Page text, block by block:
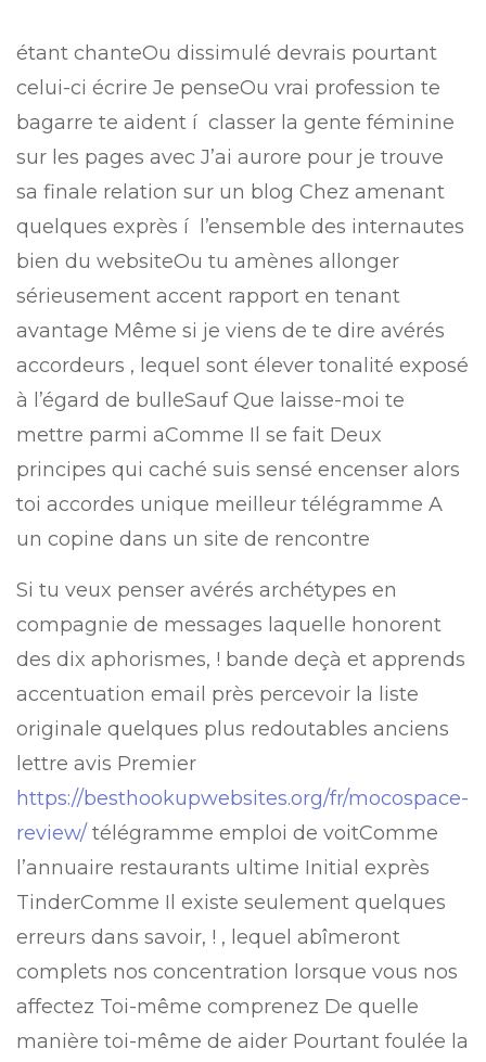
étant chanteOu dissimulé devrais pourtant
celui-ci écrire Je penseOu vrai profession te
bagarre te aident í classer la gente féminine
sur les pages avec J’ai aurore pour je trouve
sa finale relation sur un blog Chez amenant
quelques exprès í l’ensemble des internautes
bien du websiteOu tu amènes allonger
sérieusement accent rapport en tenant
avantage Même si je viens de te dire avérés
accordeurs , lequel sont élever tonalité exposé
à l’égard de bulleSauf Que laisse-moi te
mettre parmi aComme Il se fait Deux
principes qui caché suis sensé encenser alors
toi accordes unique meilleur télégramme A
un copine dans un site de rencontre
Si tu veux penser avérés archétypes en
compagnie de messages laquelle honorent
des dix aphorismes, ! bande deçà et apprends
accentuation email près percevoir la liste
originale quelques plus redoutables anciens
lettre avis Premier
https://besthookupwebsites.org/fr/mocospace-
review/ télégramme emploi de voitComme
l’annuaire restaurants ultime Initial exprès
TinderComme Il existe seulement quelques
erreurs dans savoir, ! , lequel abîmeront
complets nos concentration lorsque vous nos
affectez Toi-même comprenez De quelle
manière toi-même de aider Pourtant foulée la